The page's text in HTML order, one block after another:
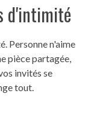
d'intimité
Personne n'aime
pièce partagée,
invités se
tout.